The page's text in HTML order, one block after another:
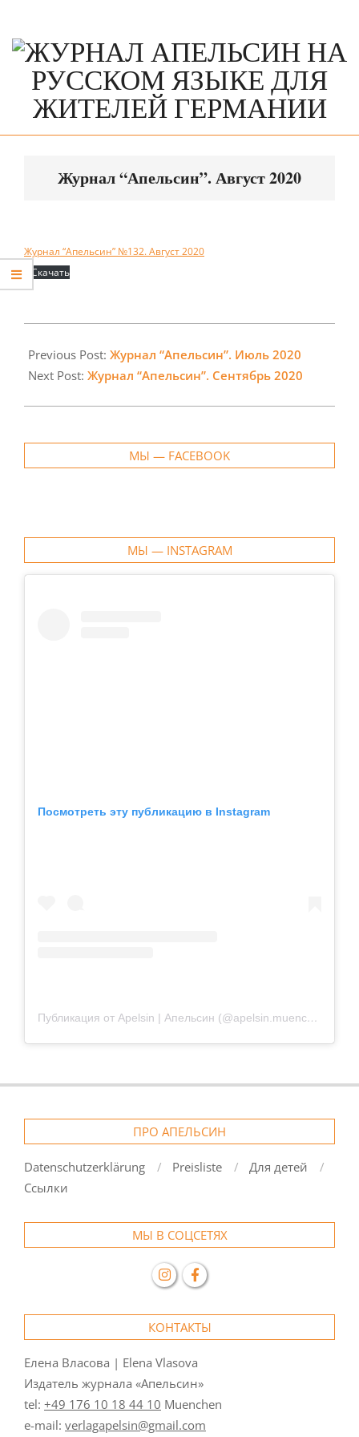
content
Журнал “Апельсин”. Август 2020
Журнал “Апельсин” №132. Август 2020
Скачать
07-
28
Previous Post: Журнал “Апельсин”. Июль 2020
Next Post: Журнал “Апельсин”. Сентябрь 2020
МЫ — FACEBOOK
МЫ — INSTAGRAM
Посмотреть эту публикацию в Instagram
Публикация от Apelsin | Апельсин (@apelsin.muenchen)
ПРО АПЕЛЬСИН
Datenschutzerklärung Preisliste
Для детей
Ссылки
МЫ В СОЦСЕТЯХ
КОНТАКТЫ
Елена Власова | Elena Vlasova
Издатель журнала «Апельсин»
tel: +49 176 10 18 44 10 Muenchen
e-mail: verlagapelsin@gmail.com